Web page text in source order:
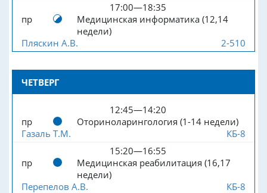
17:00—18:35
пр
Медицинская информатика (12,14
недели)
Пляскин А.В.
2-510
ЧЕТВЕРГ
12:45—14:20
пр
Оториноларингология (1-14 недели)
Газаль Т.М.
КБ-8
15:20—16:55
пр
Медицинская реабилитация (16,17
недели)
Перепелов А.В.
КБ-8